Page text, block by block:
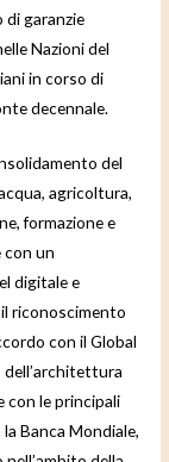
di garanzie
Nazioni del
in corso di
decennale.
del
agricoltura,
formazione e
con un
digitale e
riconoscimento
con il Global
dell’architettura
con le principali
Banca Mondiale,